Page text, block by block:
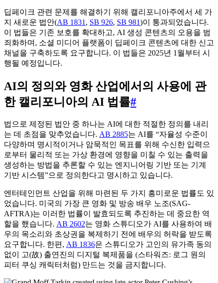
딥페이크 관련 문제를 해결하기 위해 캘리포니아주에서 세 가
지 새로운 법안(AB 1831 , SB 926, SB 981)이 통과되었습니다.
이 법들은 기존 보호를 확대하고, AI 생성 콘텐츠의 오용을 범
죄화하며, 소셜 미디어 플랫폼이 딥페이크 콘텐츠에 대한 신고
채널을 구축하도록 요구합니다. 이 법들은 2025년 1월부터 시
행될 예정입니다.
AI의 정의와 영화 산업에서의 사용에 관
한 캘리포니아의 AI 법률#
법으로 제정된 법안 중 하나는 AI에 대한 적절한 정의를 내리
는 데 초점을 맞추었습니다. AB 2885는 AI를 “자율성 수준이
다양하며 명시적이거나 암묵적인 목표를 위해 수신한 입력으
로부터 물리적 또는 가상 환경에 영향을 미칠 수 있는 출력을
생성하는 방법을 추론할 수 있는 엔지니어링 기반 또는 기계
기반 시스템”으로 정의한다고 명시하고 있습니다.
엔터테인먼트 산업을 위해 마련된 두 가지 흥미로운 법률도 있
었습니다. 미국의 가장 큰 영화 및 방송 배우 노조(SAG-
AFTRA)는 이러한 법률이 발효되도록 추진하는 데 중요한 역
할을 했습니다. AB 2602는 영화 스튜디오가 AI를 사용하여 배
우의 목소리와 초상권을 복제하기 전에 배우의 허락을 받도록
요구합니다. 한편, AB 1836은 스튜디오가 고인의 유가족 동의
없이 고(故) 출연진의 디지털 복제품을 (스타워즈: 로그 원의
피터 쿠싱 캐릭터처럼) 만드는 것을 금지합니다.